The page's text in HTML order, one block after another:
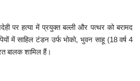
पर हत्या में प्रयुक्त बल्ली और पत्थर को बरामद
में साहिल टंडन उर्फ भोको, भुवन साहू (18 वर्ष 4
बालक शामिल हैं।